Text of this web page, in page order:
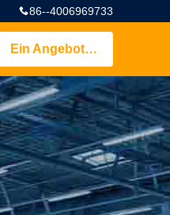
86--4006969733
Ein Angebot bekommen